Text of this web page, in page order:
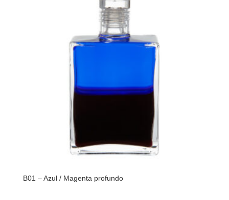
B01 – Azul / Magenta profundo